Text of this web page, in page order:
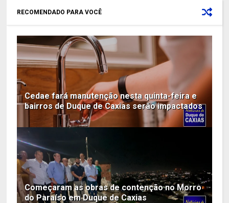
RECOMENDADO PARA VOCÊ
Cedae fará manutenção nesta quinta-feira e
bairros de Duque de Caxias serão impactados
Começaram as obras de contenção no Morro
do Paraíso em Duque de Caxias